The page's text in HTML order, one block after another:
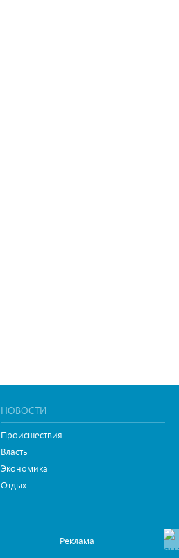
НОВОСТИ
Происшествия
Власть
Экономика
Отдых
Реклама